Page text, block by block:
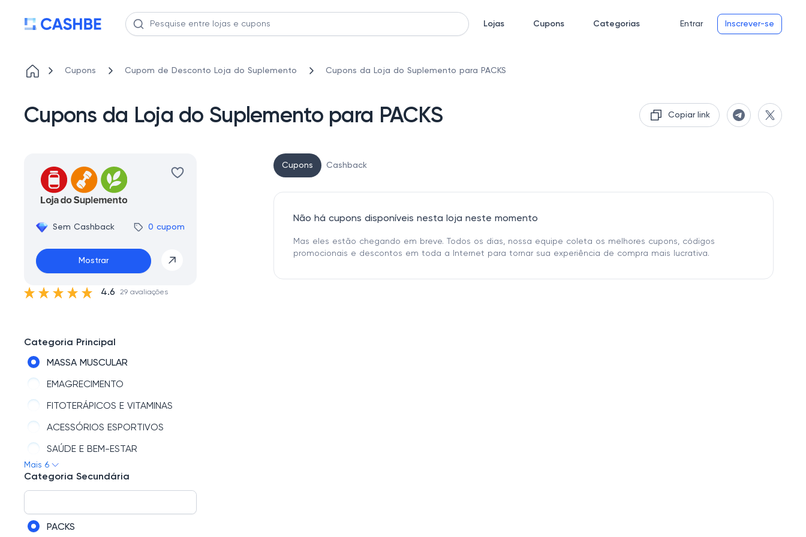
Lojas Cupons Categorias Entrar Inscrever-se
Cupons Cupom de Desconto Loja do Suplemento Cupons da Loja do Suplemento para PACKS
Cupons da Loja do Suplemento para PACKS Copiar link
Sem Cashback 0 cupom
Mostrar
4.6 29 avaliações
Categoria Principal
MASSA MUSCULAR
EMAGRECIMENTO
FITOTERÁPICOS E VITAMINAS
ACESSÓRIOS ESPORTIVOS
SAÚDE E BEM-ESTAR
ENERGIA E RESISTÊNCIA
Mais 6
Categoria Secundária
PACKS
Cupons Cashback
Não há cupons disponíveis nesta loja neste momento
Mas eles estão chegando em breve. Todos os dias, nossa equipe coleta os melhores cupons, códigos
promocionais e descontos em toda a Internet para tornar sua experiência de compra mais lucrativa.